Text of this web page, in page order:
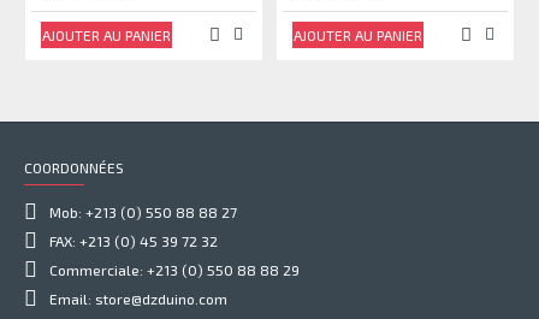
AJOUTER AU PANIER AJOUTER AU PANIER
COORDONNÉES
Mob: +213 (0) 550 88 88 27
FAX: +213 (0) 45 39 72 32
Commerciale: +213 (0) 550 88 88 29
Email: store@dzduino.com